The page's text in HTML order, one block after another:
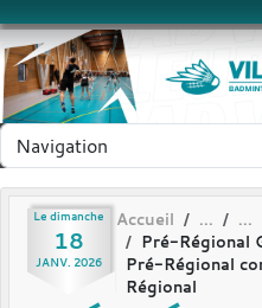
Le dimanche
18
JANV. 2026
Accueil
Pré-Régional
Pré-Régional
Régional